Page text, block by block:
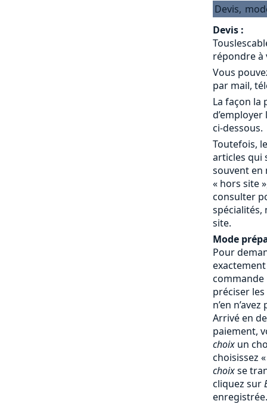
Devis,
Devis :
répondre à
Vous
par mail,
La façon la
ci-dessous.
Toutefois,
articles qui
souvent en
« hors site
consulter
spécialités,
site.
Mode
Pour
commande
préciser
n’en
Arrivé en
paiement,
choix un
choisissez
choixse
cliquez sur
enregistrée.